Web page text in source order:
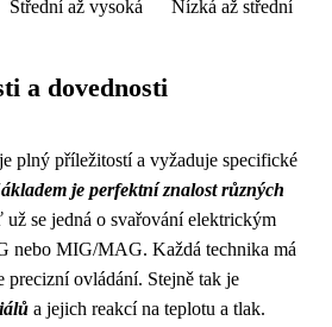
Střední až vysoká Nízká až střední
a dovednosti
plný příležitostí a vyžaduje specifické
je perfektní znalost různých
už se jedná o svařování elektrickým
nebo MIG/MAG. Každá technika má
precizní ovládání. Stejně tak je
a jejich reakcí na teplotu a tlak.